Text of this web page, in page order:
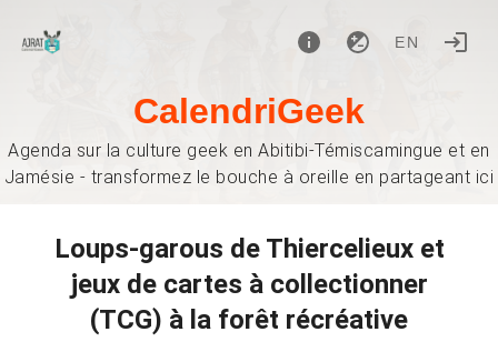
EN
CalendriGeek
Agenda sur la culture geek en Abitibi-Témiscamingue et en
Jamésie - transformez le bouche à oreille en partageant ici
Loups-garous de Thiercelieux et
jeux de cartes à collectionner
(TCG) à la forêt récréative